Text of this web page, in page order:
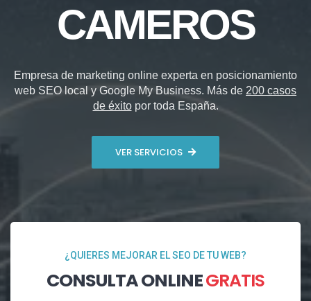
CAMEROS
Empresa de marketing online experta en posicionamiento
web SEO local y Google My Business. Más de 200 casos
de éxitopor toda España.
VER SERVICIOS
¿QUIERES MEJORAR EL SEO DE TU WEB?
CONSULTA ONLINEGRATIS